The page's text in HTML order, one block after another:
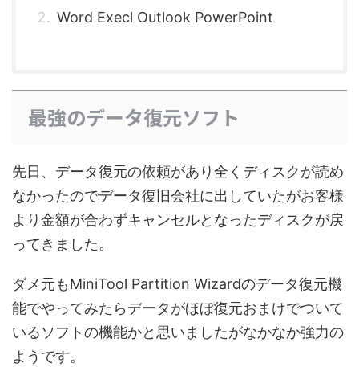
Word Execl Outlook PowerPoint
最強のデータ復元ソフト
先日、データ復元の依頼があり全くディスクが読め
なかったのでデータ復旧会社に出していたがお客様
より金額が合わずキャンセルとなったディスクが戻
ってきました。
ダメ元もMiniTool Partition Wizardのデータ復元機
能でやってみたらデータがほぼ復元おまけでついて
いるソフトの機能かと思いましたがなかなか強力の
ようです。